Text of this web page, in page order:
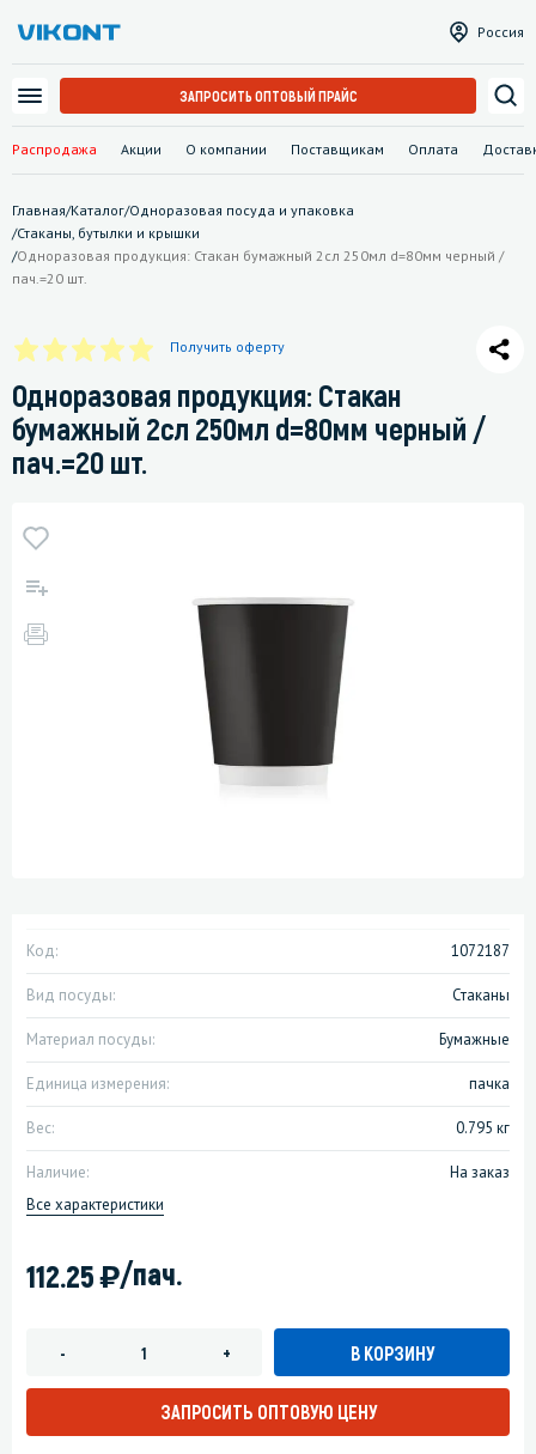
Распродажа Акции О компании Поставщикам Оплата
Россия
ЗАПРОСИТЬ ОПТОВЫЙ ПРАЙС
Главная/Каталог/Одноразовая посуда и упаковка
/Стаканы, бутылки и крышки
/Одноразовая продукция: Стакан бумажный 2сл 250мл d=80мм черный /
пач.=20 шт.
Получить оферту
Одноразовая продукция: Стакан
бумажный 2сл 250мл d=80мм черный /
пач.=20 шт.
Код: 1072187
Вид посуды: Стаканы
Материал посуды: Бумажные
Единица измерения: пачка
Вес: 0.795 кг
Наличие:
На заказ
Все характеристики
112.25)/пач.
- + В КОРЗИНУ
ЗАПРОСИТЬ ОПТОВУЮ ЦЕНУ